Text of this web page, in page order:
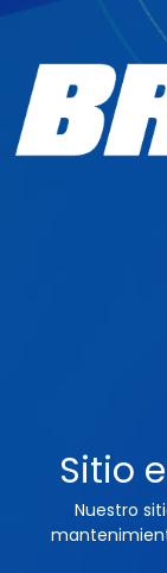
Sitio
Nuestro